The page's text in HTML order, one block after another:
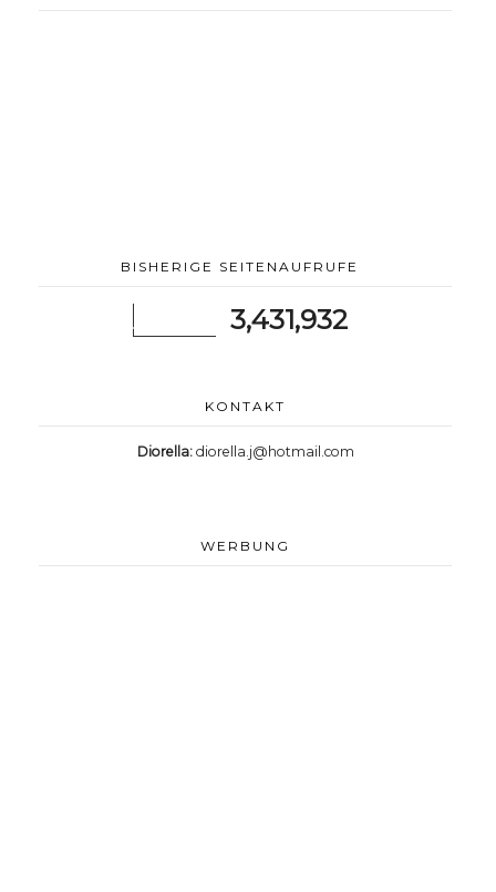
BISHERIGE SEITENAUFRUFE
3,431,932
KONTAKT
Diorella: diorella.j@hotmail.com
WERBUNG